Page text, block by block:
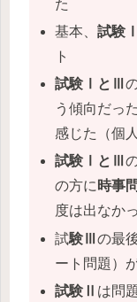
た
基本、試験
ト
試験ⅠとⅢ
う傾向だっ
感じた（個
試験ⅠとⅢ
の方に時事
度は出なか
試験Ⅲの最
ート問題）
試験Ⅱ は問